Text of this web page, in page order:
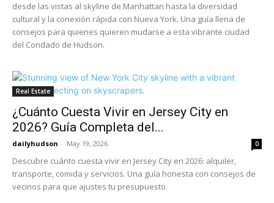
desde las vistas al skyline de Manhattan hasta la diversidad
cultural y la conexión rápida con Nueva York. Una guía llena de
consejos para quienes quieren mudarse a esta vibrante ciudad
del Condado de Hudson.
Real Estate
¿Cuánto Cuesta Vivir en Jersey City en
2026? Guía Completa del...
dailyhudson - May 19, 2026 0
Descubre cuánto cuesta vivir en Jersey City en 2026: alquiler,
transporte, comida y servicios. Una guía honesta con consejos de
vecinos para que ajustes tu presupuesto.